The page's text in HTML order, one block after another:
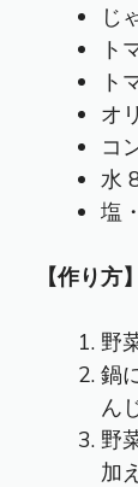
じ
ト
ト
オ
コ
水
塩
【作り方】
野
鍋
ん
野
加